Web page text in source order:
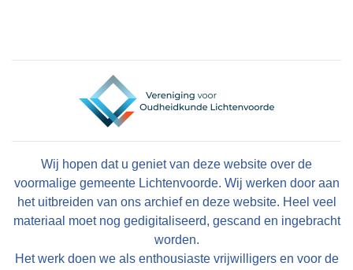
Wij hopen dat u geniet van deze website over de
voormalige gemeente Lichtenvoorde. Wij werken door aan
het uitbreiden van ons archief en deze website. Heel veel
materiaal moet nog gedigitaliseerd, gescand en ingebracht
worden.
Het werk doen we als enthousiaste vrijwilligers en voor de